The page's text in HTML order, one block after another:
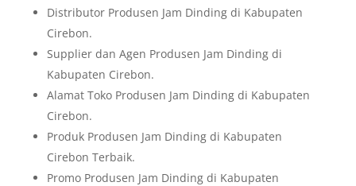
Distributor Produsen Jam Dinding di Kabupaten
Cirebon.
Supplier dan Agen Produsen Jam Dinding di
Kabupaten Cirebon.
Alamat Toko Produsen Jam Dinding di Kabupaten
Cirebon.
Produk Produsen Jam Dinding di Kabupaten
Cirebon Terbaik.
Promo Produsen Jam Dinding di Kabupaten